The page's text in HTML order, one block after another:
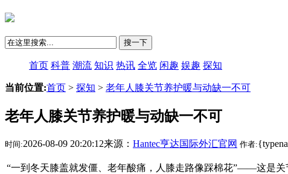
搜一下
首页 科普 潮流 知识 热讯 全览 闲趣 娱趣 探知
当前位置:首页 > 探知 > 老年人膝关节养护暖与动缺一不可
老年人膝关节养护暖与动缺一不可
时间:2026-08-09 20:20:12来源： Hantec亨达国际外汇官网 作者:
“一到冬天膝盖就发僵、老年酸痛，人膝走路像踩棉花”——这是关